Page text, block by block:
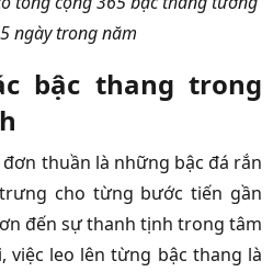
ngày trong năm
bậc thang trong
thuần là những bậc đá rắn
cho từng bước tiến gần
đến sự thanh tịnh trong tâm
việc leo lên từng bậc thang là